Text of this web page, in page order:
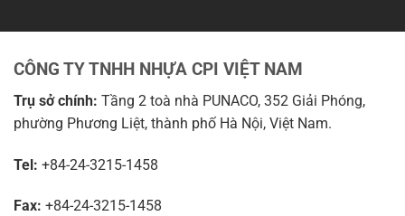
CÔNG TY TNHH NHỰA CPI VIỆT NAM
Trụ sở chính: Tầng 2 toà nhà PUNACO, 352 Giải Phóng,
phường Phương Liệt, thành phố Hà Nội, Việt Nam.
Tel: +84-24-3215-1458
Fax: +84-24-3215-1458